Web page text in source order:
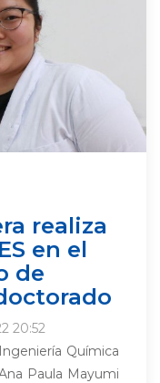
realiza
en el
de
20:52
Química
Paula Mayumi